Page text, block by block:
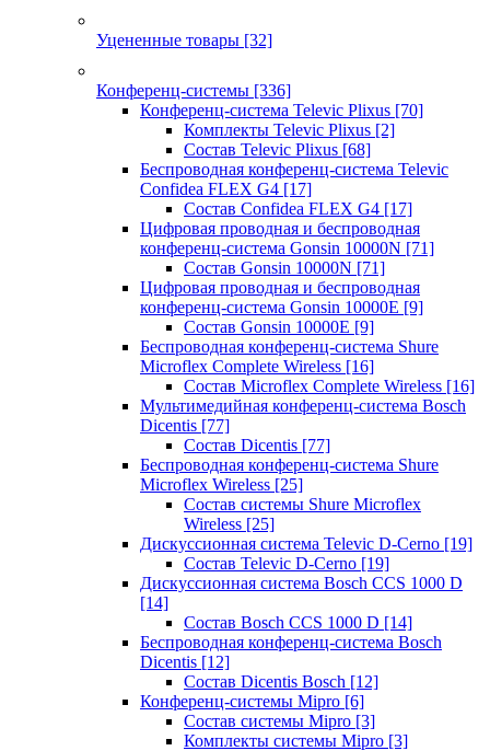
Уцененные товары [32]
Конференц-системы [336]
Конференц-система Televic Plixus [70]
Комплекты Televic Plixus [2]
Состав Televic Plixus [68]
Беспроводная конференц-система Televic
Confidea FLEX G4 [17]
Состав Confidea FLEX G4 [17]
Цифровая проводная и беспроводная
конференц-система Gonsin 10000N [71]
Состав Gonsin 10000N [71]
Цифровая проводная и беспроводная
конференц-система Gonsin 10000E [9]
Состав Gonsin 10000E [9]
Беспроводная конференц-система Shure
Microflex Complete Wireless [16]
Состав Microflex Complete Wireless [16]
Мультимедийная конференц-система Bosch
Dicentis [77]
Состав Dicentis [77]
Беспроводная конференц-система Shure
Microflex Wireless [25]
Состав системы Shure Microflex
Wireless [25]
Дискуссионная система Televic D-Cerno [19]
Состав Televic D-Cerno [19]
Дискуссионная система Bosch CCS 1000 D
[14]
Состав Bosch CCS 1000 D [14]
Беспроводная конференц-система Bosch
Dicentis [12]
Состав Dicentis Bosch [12]
Конференц-системы Mipro [6]
Состав системы Mipro [3]
Комплекты системы Mipro [3]